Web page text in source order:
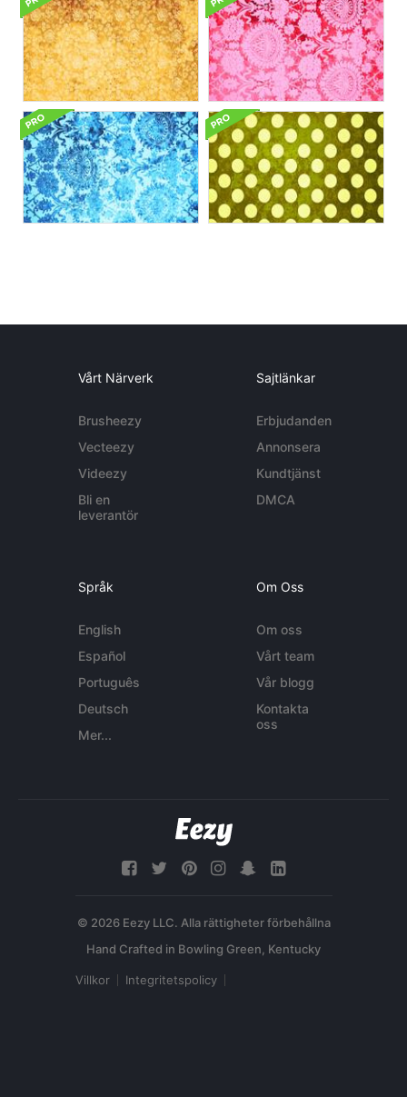
Vårt Närverk
Brusheezy
Vecteezy
Videezy
Bli en
leverantör
Sajtlänkar
Erbjudanden
Annonsera
Kundtjänst
DMCA
Språk
English
Español
Português
Deutsch
Mer...
Om Oss
Om oss
Vårt team
Vår blogg
Kontakta
oss
© 2026 Eezy LLC. Alla rättigheter förbehållna
Villkor Integritetspolicy